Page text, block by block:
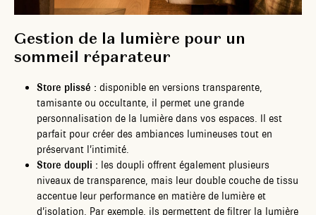
Gestion de la lumière pour un
sommeil réparateur
Store plissé : disponible en versions transparente,
tamisante ou occultante, il permet une grande
personnalisation de la lumière dans vos espaces. Il est
parfait pour créer des ambiances lumineuses tout en
préservant l’intimité.
Store doupli : les doupli offrent également plusieurs
niveaux de transparence, mais leur double couche de tissu
accentue leur performance en matière de lumière et
d’isolation. Par exemple, ils permettent de filtrer la lumière